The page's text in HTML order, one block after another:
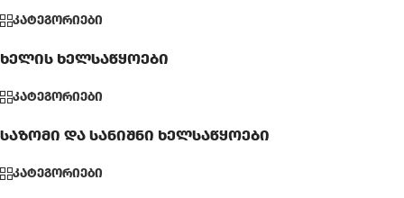
კატეგორიები
ხელის ხელსაწყოები
კატეგორიები
საზომი და სანიშნი ხელსაწყოები
კატეგორიები